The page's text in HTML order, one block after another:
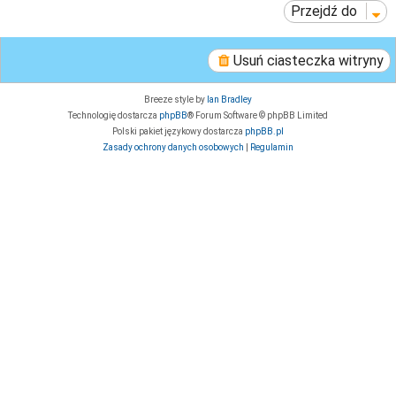
Przejdź do
Usuń ciasteczka witryny
Breeze style by Ian Bradley
Technologię dostarcza phpBB® Forum Software © phpBB Limited
Polski pakiet językowy dostarcza phpBB.pl
Zasady ochrony danych osobowych
Regulamin